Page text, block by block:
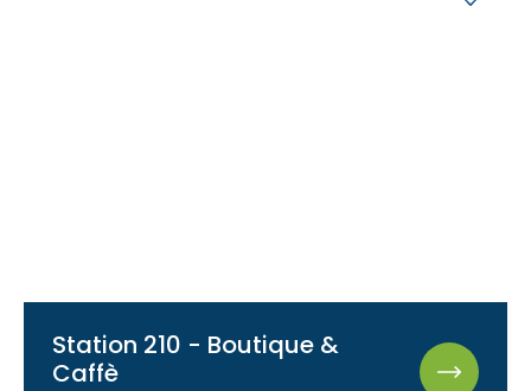
Station 210 - Boutique &
Caffè